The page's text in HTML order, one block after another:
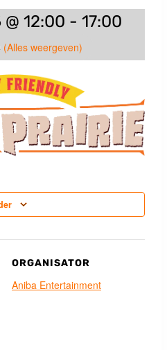
12:00 - 17:00
(Alles weergeven)
ORGANISATOR
Aniba Entertainment